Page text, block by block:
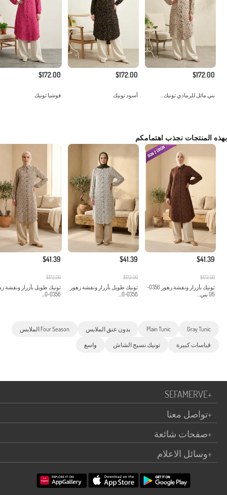
$172.00
بني مائل للرمادي تونيك...
$172.00
أسود تونيك
$172.00
فوشيا تونيك
بهذه المنتجات نجذب اهتمامكم
$41.39
$172.00
تونيك بأزرار ونقشة زهور 0356-
06 بني...
$41.39
$172.00
تونيك طويل بأزرار ونقشة زهور
0356-0...
$41.39
$172.00
تونيك طويل بأزرار ونقشة
0356-0...
Gray Tunic
Plain Tunic بدون عنق الملابس Four Season الملابس
قياسات كبيرة تونيك نسيج الشاش واسع
SEFAMERVE+
تواصل معنا+
صفحات شائعة+
وسائل الاعلام+